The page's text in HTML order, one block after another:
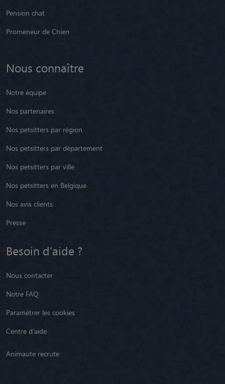
Pension chat
Promeneur de Chien
Nous connaître
Notre équipe
Nos partenaires
Nos petsitters par région
Nos petsitters par département
Nos petsitters par ville
Nos petsitters en Belgique
Nos avis clients
Presse
Besoin d'aide ?
Nous contacter
Notre FAQ
Paramétrer les cookies
Centre d'aide
Animaute recrute